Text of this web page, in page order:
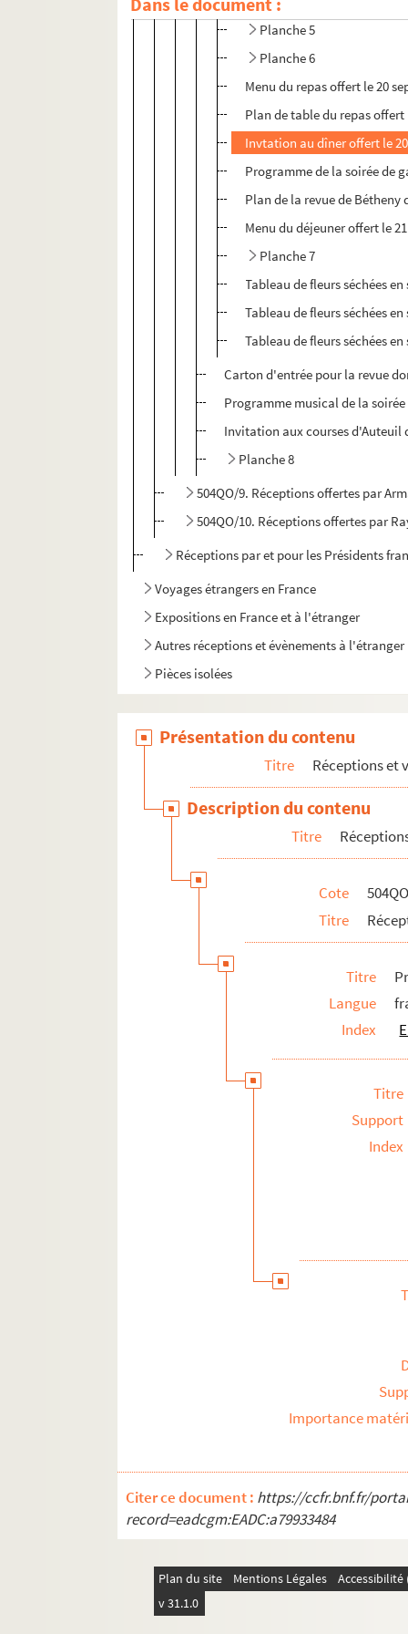
Planche 5
Planche 6
Menu du repas offert le 20
Plan de table du repas offert
Invtation au dîner offert le
Programme de la soirée de
Plan de la revue de Bétheny
Menu du déjeuner offert le
Planche 7
Tableau de fleurs séchées
Tableau de fleurs séchées
Tableau de fleurs séchées
Carton d'entrée pour la revue
Programme musical de la
Invitation aux courses d'Auteuil
Planche 8
504QO/9. Réceptions offertes par
504QO/10. Réceptions offertes par
Réceptions par et pour les Présidents
Voyages étrangers en France
Expositions en France et à l'étranger
Autres réceptions et évènements à l'étranger
Pièces isolées
Présentation du contenu
Titre Réceptions et
Description du contenu
Titre
Cote
Titre
Titre
Langue
Index
Titre
Support
Index
Importance
Citer ce document : https://ccfr.bnf.fr/
record=eadcgm:EADC:a79933484
Plan du site Mentions Légales
v 31.1.0